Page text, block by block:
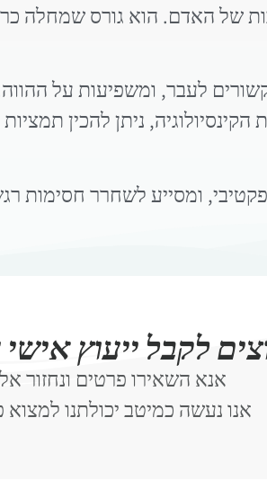
של האדם. הוא גורס שמחלה
לעבר, ומשפיעות על
ניתן להכין
ומסייע לשחרר חסימות
לקבל ייעוץ
אנא השאירו פרטים ונחזור
אנו נעשה כמיטב יכולתנו